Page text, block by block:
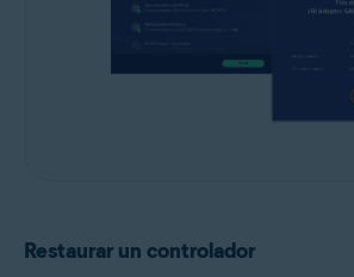
Restaurar un controlador